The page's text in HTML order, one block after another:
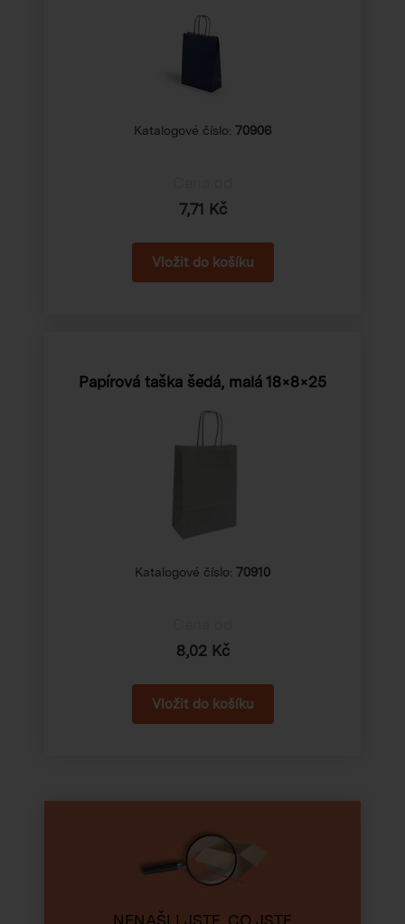
Katalogové číslo: 70906
7,71 Kč
Papírová taška šedá, malá 18×8×25
Katalogové číslo: 70910
8,02 Kč
NENAŠLI JSTE, CO JSTE